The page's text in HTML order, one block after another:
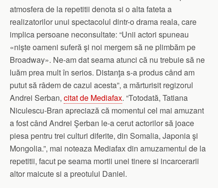
atmosfera de la repetitii denota si o alta fateta a
realizatorilor unui spectacolul dintr-o drama reala, care
implica persoane neconsultate: “Unii actori spuneau
«nişte oameni suferă şi noi mergem să ne plimbăm pe
Broadway». Ne-am dat seama atunci că nu trebuie să ne
luăm prea mult în serios. Distanţa s-a produs când am
putut să râdem de cazul acesta”, a mărturisit regizorul
Andrei Serban, citat de Mediafax. “Totodată, Tatiana
Niculescu-Bran apreciază că momentul cel mai amuzant
a fost când Andrei Şerban le-a cerut actorilor să joace
piesa pentru trei culturi diferite, din Somalia, Japonia şi
Mongolia.”, mai noteaza Mediafax din amuzamentul de la
repetitii, facut pe seama mortii unei tinere si incarcerarii
altor maicute si a preotului Daniel.